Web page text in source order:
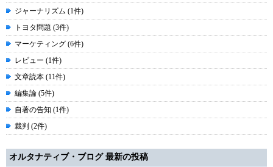
ジャーナリズム (1件)
トヨタ問題 (3件)
マーケティング (6件)
レビュー (1件)
文章読本 (11件)
編集論 (5件)
自著の告知 (1件)
裁判 (2件)
オルタナティブ・ブログ 最新の投稿